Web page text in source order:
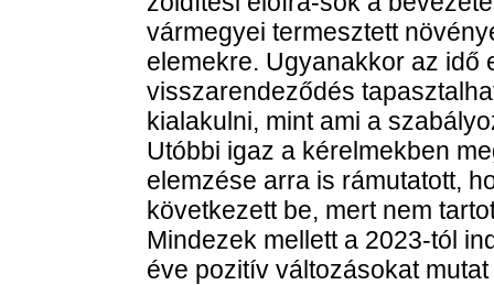
vármegyei termesztett
elemekre. Ugyanakkor az idő
visszarendeződés
kialakulni, mint ami a
Utóbbi igaz a kérelmekben
elemzése arra is rámutatott,
következett be, mert nem
Mindezek mellett a 2023-tól
éve pozitív változásokat